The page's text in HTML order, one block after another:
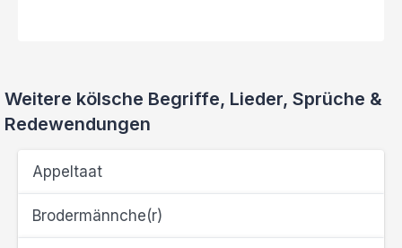
Weitere kölsche Begriffe, Lieder, Sprüche &
Redewendungen
Appeltaat
Brodermännche(r)